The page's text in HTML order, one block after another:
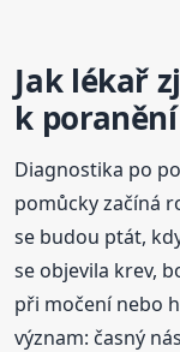
Jak lékař
k
Diagnostika po
pomůcky začíná
se budou ptát,
se objevila krev,
při močení nebo
význam: časný